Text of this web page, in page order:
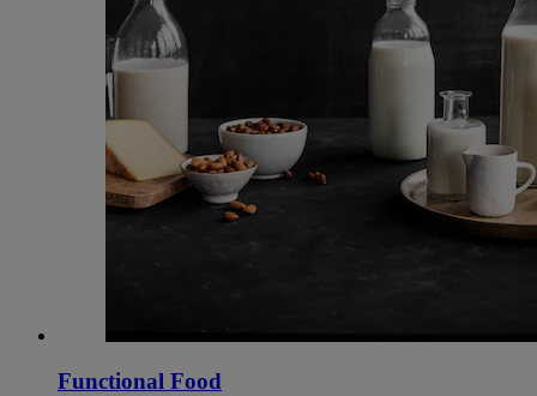
Functional Food